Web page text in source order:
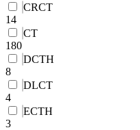
CRCT
14
CT
180
DCTH
8
DLCT
4
ECTH
3